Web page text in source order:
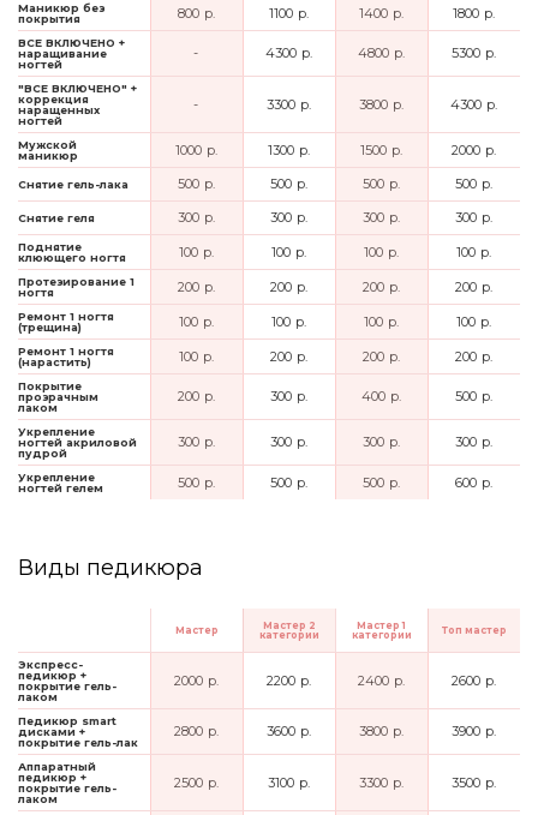
Маникюр без
покрытия
800 р. 1100 р. 1400 р. 1800 р.
ВСЕ ВКЛЮЧЕНО +
наращивание
ногтей
- 4300 р. 4800 р. 5300 р.
"ВСЕ ВКЛЮЧЕНО" +
коррекция
наращенных
ногтей
- 3300 р. 3800 р. 4300 р.
Мужской
маникюр
1000 р. 1300 р. 1500 р. 2000 р.
Снятие гель-лака 500 р. 500 р. 500 р. 500 р.
Снятие геля 300 р. 300 р. 300 р. 300 р.
Поднятие
клюющего ногтя
100 р. 100 р. 100 р. 100 р.
Протезирование 1
ногтя
200 р. 200 р. 200 р. 200 р.
Ремонт 1 ногтя
(трещина)
100 р. 100 р. 100 р. 100 р.
Ремонт 1 ногтя
(нарастить)
100 р. 200 р. 200 р. 200 р.
Покрытие
прозрачным
лаком
200 р. 300 р. 400 р. 500 р.
Укрепление
ногтей акриловой
пудрой
300 р. 300 р. 300 р. 300 р.
Укрепление
ногтей гелем
500 р. 500 р. 500 р. 600 р.
Виды педикюра
Экспресс-
педикюр +
покрытие гель-
лаком
2000 р. 2200 р. 2400 р. 2600 р.
Педикюр smart
дисками +
покрытие гель-лак
2800 р. 3600 р. 3800 р. 3900 р.
Аппаратный
педикюр +
покрытие гель-
лаком
2500 р. 3100 р. 3300 р. 3500 р.
Мастер
Мастер 2
категории
Мастер 1
категории
Топ мастер